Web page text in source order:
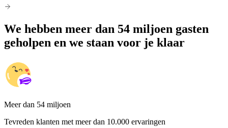
We hebben meer dan 54 miljoen gasten
geholpen en we staan voor je klaar
Meer dan 54 miljoen
Tevreden klanten met meer dan 10.000 ervaringen